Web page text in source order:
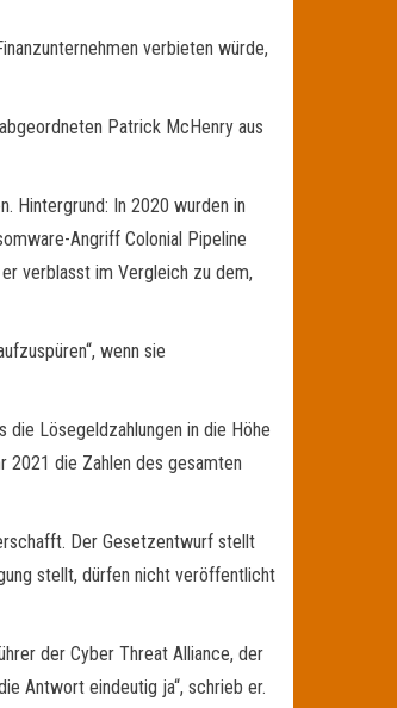
verbieten würde,
Patrick McHenry aus
Hintergrund: In 2020 wurden in
Angriff Colonial Pipeline
verblasst im Vergleich zu dem,
wenn sie
die Lösegeldzahlungen in die Höhe
2021 die Zahlen des gesamten
Der Gesetzentwurf stellt
stellt, dürfen nicht veröffentlicht
der Cyber Threat Alliance, der
Antwort eindeutig ja“, schrieb er.